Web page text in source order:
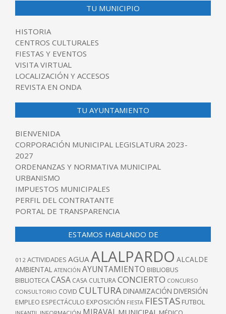
TU MUNICIPIO
HISTORIA
CENTROS CULTURALES
FIESTAS Y EVENTOS
VISITA VIRTUAL
LOCALIZACIÓN Y ACCESOS
REVISTA EN ONDA
TU AYUNTAMIENTO
BIENVENIDA
CORPORACIÓN MUNICIPAL LEGISLATURA 2023-
2027
ORDENANZAS Y NORMATIVA MUNICIPAL
URBANISMO
IMPUESTOS MUNICIPALES
PERFIL DEL CONTRATANTE
PORTAL DE TRANSPARENCIA
ESTAMOS HABLANDO DE
012 ACTIVIDADES AGUAALALPARDO ALCALDE
AMBIENTAL ATENCIÓN AYUNTAMIENTO BIBLIOBUS
BIBLIOTECACASA CASA CULTURACONCIERTO CONCURSO
CONSULTORIO COVID CULTURA DINAMIZACIÓN DIVERSIÓN
EMPLEO ESPECTÁCULO EXPOSICIÓN FIESTA FIESTAS FUTBOL